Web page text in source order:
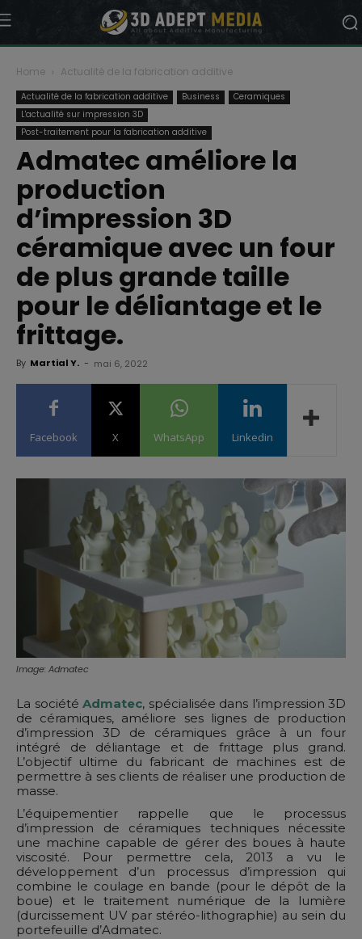
Home Actualité de la fabrication additive
Actualité de la fabrication additive Business
Ceramiques
L'actualité sur impression 3D
Post-traitement pour la fabrication additive
Admatec améliore la
production
d’impression 3D
céramique avec un four
de plus grande taille
pour le déliantage et le
frittage.
By Martial Y. - mai 6, 2022
Facebook X WhatsApp Linkedin
Image: Admatec
La société Admatec, spécialisée dans l’impression 3D
de céramiques, améliore ses lignes de production
d’impression 3D de céramiques grâce à un four
intégré de déliantage et de frittage plus grand.
L’objectif ultime du fabricant de machines est de
permettre à ses clients de réaliser une production de
masse.
L’équipementier rappelle que le processus
d’impression de céramiques techniques nécessite
une machine capable de gérer des boues à haute
viscosité. Pour permettre cela, 2013 a vu le
développement d’un processus d’impression qui
combine le coulage en bande (pour le dépôt de la
boue) et le traitement numérique de la lumière
(durcissement UV par stéréo-lithographie) au sein du
portefeuille d’Admatec.